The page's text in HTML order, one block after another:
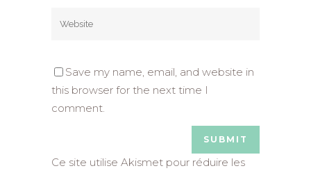
Save my name, email, and website in
this browser for the next time I
comment.
Ce site utilise Akismet pour réduire les